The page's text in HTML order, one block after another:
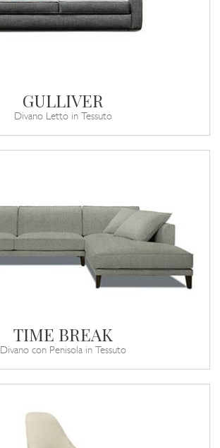
GULLIVER
Divano Letto in Tessuto
TIME BREAK
Divano con Penisola in Tessuto